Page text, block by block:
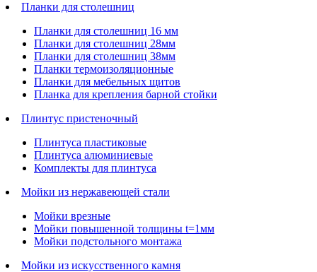
Планки для столешниц
Планки для столешниц 16 мм
Планки для столешниц 28мм
Планки для столешниц 38мм
Планки термоизоляционные
Планки для мебельных щитов
Планка для крепления барной стойки
Плинтус пристеночный
Плинтуса пластиковые
Плинтуса алюминиевые
Комплекты для плинтуса
Мойки из нержавеющей стали
Мойки врезные
Мойки повышенной толщины t=1мм
Мойки подстольного монтажа
Мойки из искусственного камня